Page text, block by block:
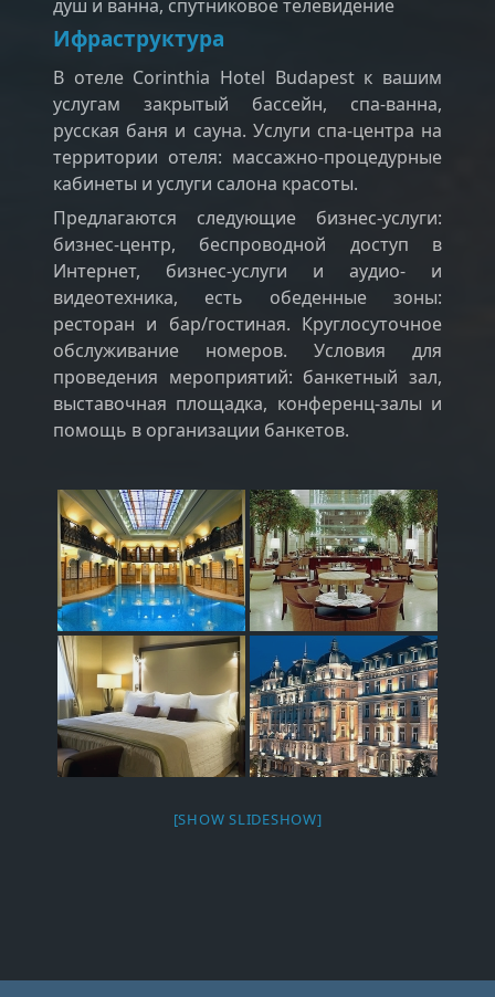
душ и ванна, спутниковое телевидение
Ифраструктура
В отеле Corinthia Hotel Budapest к вашим
услугам закрытый бассейн, спа-ванна,
русская баня и сауна. Услуги спа-центра на
территории отеля: массажно-процедурные
кабинеты и услуги салона красоты.
Предлагаются следующие бизнес-услуги:
бизнес-центр, беспроводной доступ в
Интернет, бизнес-услуги и аудио- и
видеотехника, есть обеденные зоны:
ресторан и бар/гостиная. Круглосуточное
обслуживание номеров. Условия для
проведения мероприятий: банкетный зал,
выставочная площадка, конференц-залы и
помощь в организации банкетов.
[SHOW SLIDESHOW]